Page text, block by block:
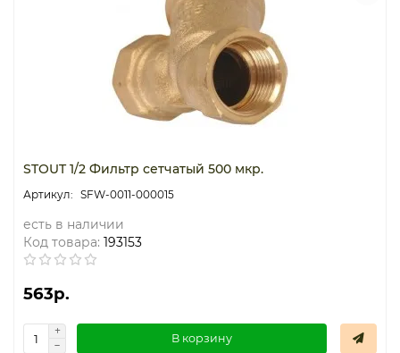
Термостаты капиллярные
Термостаты накладные
Термостаты погружные
Щиты распределительные
STOUT 1/2 Фильтр сетчатый 500 мкр.
SFW-0011-000015
есть в наличии
Код товара: 193153
563р.
В корзину